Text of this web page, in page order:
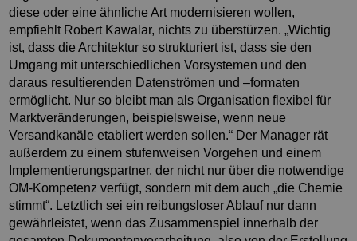
diese oder eine ähnliche Art modernisieren wollen,
empfiehlt Robert Kawalar, nichts zu überstürzen. „Wichtig
ist, dass die Architektur so strukturiert ist, dass sie den
Umgang mit unterschiedlichen Vorsystemen und den
daraus resultierenden Datenströmen und –formaten
ermöglicht. Nur so bleibt man als Organisation flexibel für
Marktveränderungen, beispielsweise, wenn neue
Versandkanäle etabliert werden sollen.“ Der Manager rät
außerdem zu einem stufenweisen Vorgehen und einem
Implementierungspartner, der nicht nur über die notwendige
OM-Kompetenz verfügt, sondern mit dem auch „die Chemie
stimmt“. Letztlich sei ein reibungsloser Ablauf nur dann
gewährleistet, wenn das Zusammenspiel innerhalb der